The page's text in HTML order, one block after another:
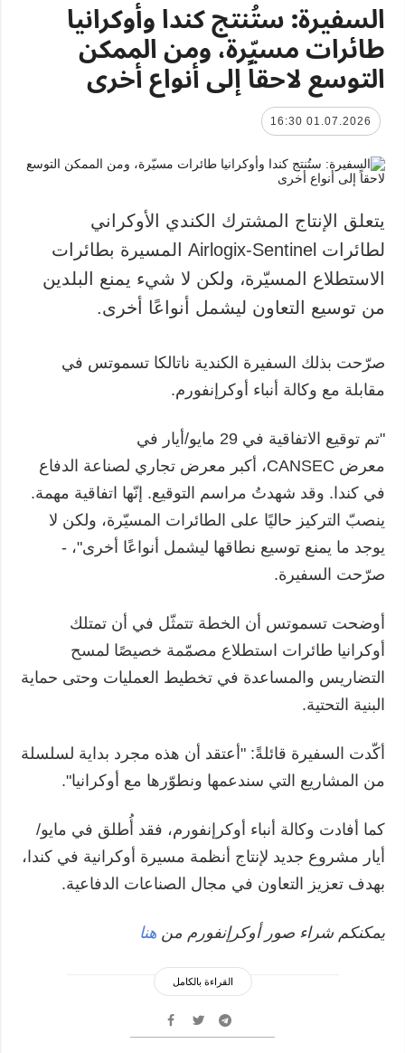
السفيرة: ستُنتج كندا وأوكرانيا
طائرات مسيّرة، ومن الممكن
التوسع لاحقاً إلى أنواع أخرى
01.07.2026 16:30
يتعلق الإنتاج المشترك الكندي الأوكراني
لطائرات Airlogix-Sentinel المسيرة بطائرات
الاستطلاع المسيّرة، ولكن لا شيء يمنع البلدين
من توسيع التعاون ليشمل أنواعًا أخرى.
صرّحت بذلك السفيرة الكندية ناتالكا تسموتس في
مقابلة مع وكالة أنباء أوكرإنفورم.
"تم توقيع الاتفاقية في 29 مايو/أيار في
معرض CANSEC، أكبر معرض تجاري لصناعة الدفاع
في كندا. وقد شهدتُ مراسم التوقيع. إنّها اتفاقية مهمة.
ينصبّ التركيز حاليًا على الطائرات المسيّرة، ولكن لا
يوجد ما يمنع توسيع نطاقها ليشمل أنواعًا أخرى"، -
صرّحت السفيرة.
أوضحت تسموتس أن الخطة تتمثّل في أن تمتلك
أوكرانيا طائرات استطلاع مصمّمة خصيصًا لمسح
التضاريس والمساعدة في تخطيط العمليات وحتى حماية
البنية التحتية.
أكّدت السفيرة قائلةً: "أعتقد أن هذه مجرد بداية لسلسلة
من المشاريع التي سندعمها ونطوّرها مع أوكرانيا".
كما أفادت وكالة أنباء أوكرإنفورم، فقد أُطلق في مايو/
أيار مشروع جديد لإنتاج أنظمة مسيرة أوكرانية في كندا،
بهدف تعزيز التعاون في مجال الصناعات الدفاعية.
يمكنكم شراء صور أوكرإنفورم منهنا
القراءة بالكامل